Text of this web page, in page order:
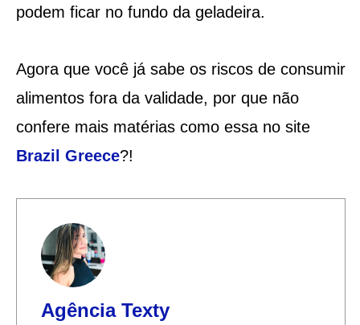
podem ficar no fundo da geladeira.
Agora que você já sabe os riscos de consumir
alimentos fora da validade, por que não
confere mais matérias como essa no site
Brazil Greece?!
Agência Texty